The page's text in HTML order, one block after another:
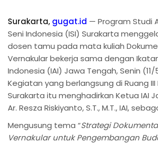
Surakarta, gugat.id — Program Studi
Seni Indonesia (ISI) Surakarta
dosen tamu pada mata kuliah
Vernakular bekerja sama dengan
Indonesia (IAI) Jawa Tengah, Senin (11/
Kegiatan yang berlangsung di Ruang III
Surakarta itu menghadirkan Ketua IAI
Ar. Resza Riskiyanto, S.T., M.T., IAI,
Mengusung tema “Strategi
Vernakular untuk Pengembangan